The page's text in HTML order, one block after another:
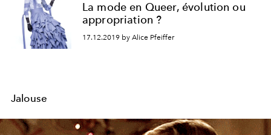
La mode en Queer, évolution ou
appropriation ?
17.12.2019 by Alice Pfeiffer
Jalouse